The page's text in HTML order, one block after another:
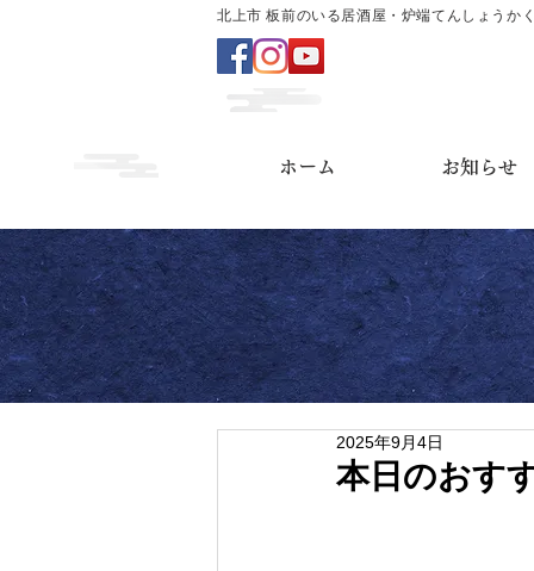
北上市 板前のいる居酒屋・炉端てんしょうか
ホーム お知らせ
本日のおす
2025年9月4日